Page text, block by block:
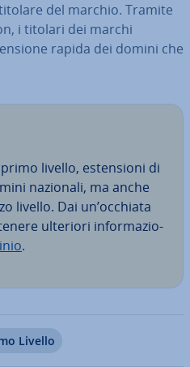
del marchio. Tramite
i titolari dei marchi
rapida dei domini che
livello, esten­sio­ni di
nazionali, ma anche
livello. Dai un’occhiata
ulteriori in­for­ma­zio­
.
Livello